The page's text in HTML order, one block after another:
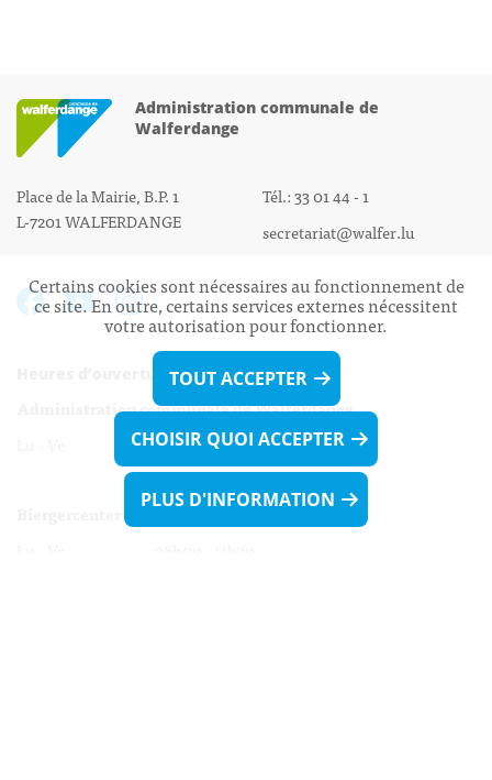
Administration communale de
Walferdange
Place de la Mairie, B.P. 1
L-7201 WALFERDANGE
Tél.: 33 01 44 - 1
secretariat@walfer.lu
Heures d’ouverture:
Administration communale de Walferdange
Lu - Ve 08h00 - 11h30
13h30 - 16h00
Certains cookies sont nécessaires au fonctionnement de
ce site. En outre, certains services externes nécessitent
votre autorisation pour fonctionner.
TOUT ACCEPTER
CHOISIR QUOI ACCEPTER
PLUS D'INFORMATION